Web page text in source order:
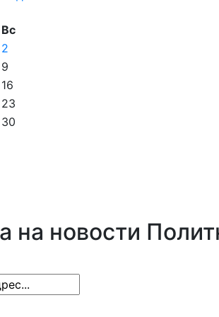
Вс
2
9
16
23
30
на новости